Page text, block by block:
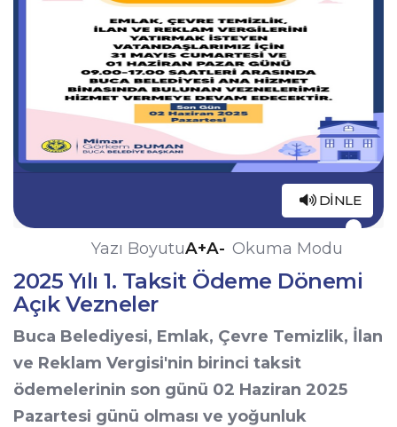
DINLE
Yazı BoyutuA+A- Okuma Modu
2025 Yılı 1. Taksit Ödeme Dönemi
Açık Vezneler
Buca Belediyesi, Emlak, Çevre Temizlik, İlan
ve Reklam Vergisi'nin birinci taksit
ödemelerinin son günü 02 Haziran 2025
Pazartesi günü olması ve yoğunluk